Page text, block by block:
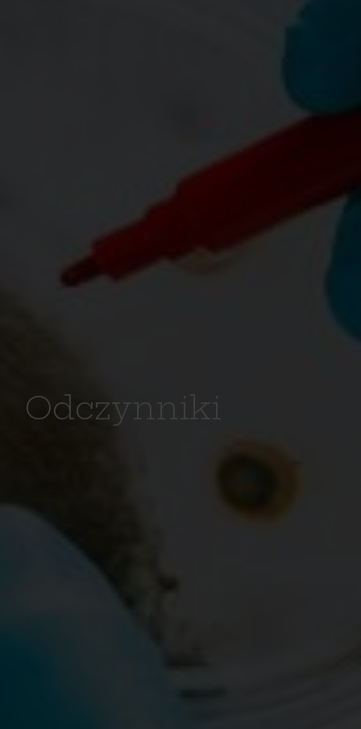
Odczynniki